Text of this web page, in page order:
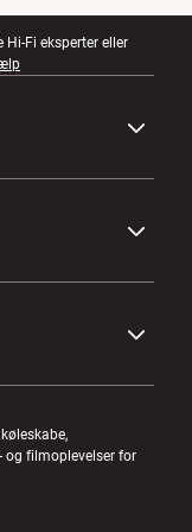
Hi-Fi eksperter eller
og filmoplevelser for